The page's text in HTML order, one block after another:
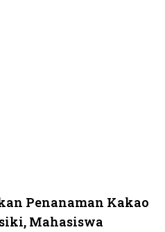
Penanaman Kakao
Mahasiswa